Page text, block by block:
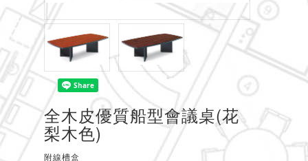
全木皮優質船型會議桌(花
梨木色)
附線槽盒